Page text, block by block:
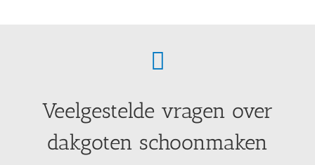
Veelgestelde vragen over
dakgoten schoonmaken